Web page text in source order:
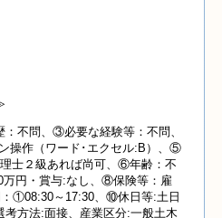
不問、③必要な経験等：不問、
操作（ワード･エクセル:B）、⑤
士２級あれば尚可、⑥年齢：不
円・賞与:なし、⑧保険等：雇
①08:30～17:30、⑩休日等:土日
方法:面接、産業区分:一般土木